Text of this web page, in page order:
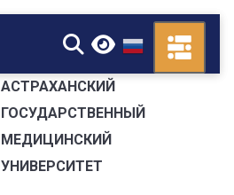
▼
АСТРАХАНСКИЙ
ГОСУДАРСТВЕННЫЙ
МЕДИЦИНСКИЙ
УНИВЕРСИТЕТ